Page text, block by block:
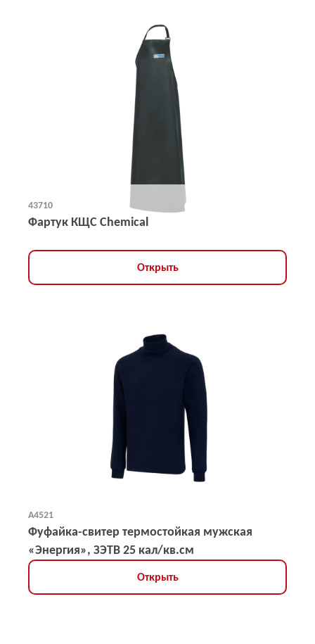
43710
Фартук КЩС Chemical
Открыть
А4521
Фуфайка-свитер термостойкая мужская
«Энергия», ЗЭТВ 25 кал/кв.см
Открыть